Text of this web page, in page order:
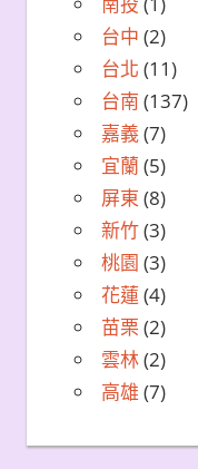
台中 (2)
台北 (11)
台南 (137)
嘉義(7)
宜蘭 (5)
屏東 (8)
新竹(3)
桃園 (3)
花蓮 (4)
苗栗 (2)
雲林(2)
高雄 (7)